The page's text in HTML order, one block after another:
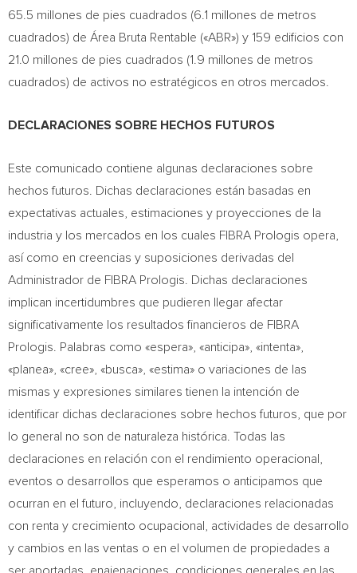
65.5 millones de pies cuadrados (6.1 millones de metros
cuadrados) de Área Bruta Rentable («ABR») y 159 edificios con
21.0 millones de pies cuadrados (1.9 millones de metros
cuadrados) de activos no estratégicos en otros mercados.
DECLARACIONES SOBRE HECHOS FUTUROS
Este comunicado contiene algunas declaraciones sobre
hechos futuros. Dichas declaraciones están basadas en
expectativas actuales, estimaciones y proyecciones de la
industria y los mercados en los cuales FIBRA Prologis opera,
así como en creencias y suposiciones derivadas del
Administrador de FIBRA Prologis. Dichas declaraciones
implican incertidumbres que pudieren llegar afectar
significativamente los resultados financieros de FIBRA
Prologis. Palabras como «espera», «anticipa», «intenta»,
«planea», «cree», «busca», «estima» o variaciones de las
mismas y expresiones similares tienen la intención de
identificar dichas declaraciones sobre hechos futuros, que por
lo general no son de naturaleza histórica. Todas las
declaraciones en relación con el rendimiento operacional,
eventos o desarrollos que esperamos o anticipamos que
ocurran en el futuro, incluyendo, declaraciones relacionadas
con renta y crecimiento ocupacional, actividades de desarrollo
y cambios en las ventas o en el volumen de propiedades a